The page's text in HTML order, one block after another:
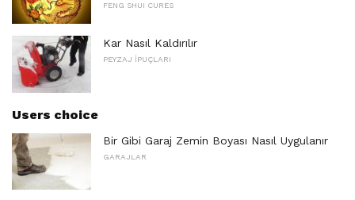
FENG SHUI CURES
Kar Nasıl Kaldırılır
PEYZAJ İPUÇLARI
Users choice
Bir Gibi Garaj Zemin Boyası Nasıl Uygulanır
GARAJLAR